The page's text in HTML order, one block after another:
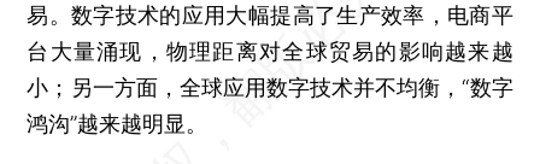
易。数字技术的应用大幅提高了生产效率，电商平
台大量涌现，物理距离对全球贸易的影响越来越
小；另一方面，全球应用数字技术并不均衡，“数字
鸿沟”越来越明显。